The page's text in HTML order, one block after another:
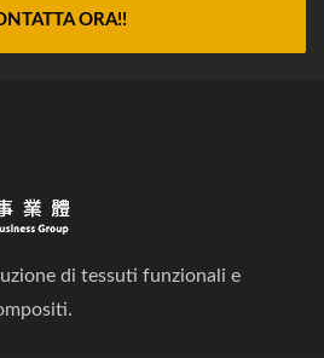
ORA!!
di tessuti funzionali e